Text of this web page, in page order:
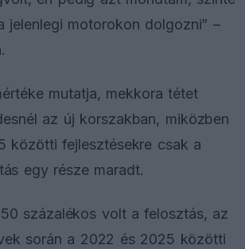
jelenlegi motorokon dolgozni” –
mutatja, mekkora tétet
az új korszakban, miközben
közötti fejlesztésekre csak a
egy része maradt.
százalékos volt a felosztás, az
során a 2022 és 2025 közötti